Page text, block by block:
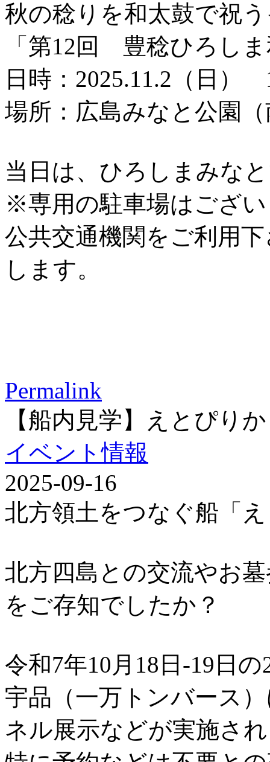
秋の稔りを和太鼓で祝
「第12回 豊稔ひろし
日時：2025.11.2（日）
場所：広島みなと公園
当日は、ひろしまみな
※専用の駐車場はござ
公共交通機関をご利用
します。
Permalink
【船内見学】えとぴりか
イベント情報
2025-09-16
北方領土をつなぐ船「
北方四島との交流やお
をご存知でしたか？
令和7年10月18日-19日の
宇品（一万トンバース
ネル展示などが実施さ